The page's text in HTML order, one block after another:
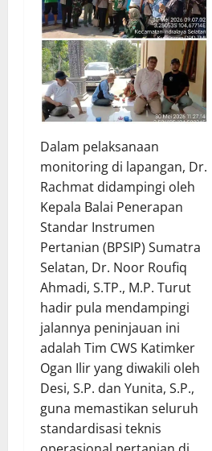
​Dalam pelaksanaan
monitoring di lapangan, Dr.
Rachmat didampingi oleh
Kepala Balai Penerapan
Standar Instrumen
Pertanian (BPSIP) Sumatra
Selatan, Dr. Noor Roufiq
Ahmadi, S.TP., M.P. Turut
hadir pula mendampingi
jalannya peninjauan ini
adalah Tim CWS Katimker
Ogan Ilir yang diwakili oleh
Desi, S.P. dan Yunita, S.P.,
guna memastikan seluruh
standardisasi teknis